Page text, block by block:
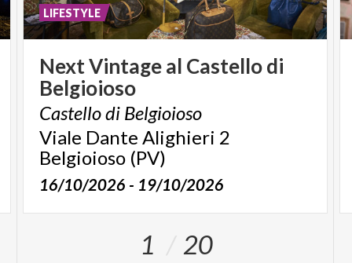
NextVintageal Castellodi
Belgioioso
Castellodi Belgioioso
Viale Dante Alighieri 2
Belgioioso (PV)
16/10/2026 - 19/10/2026
LIFESTYLE
1 20